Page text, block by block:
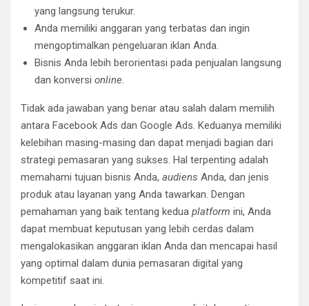
yang langsung terukur.
Anda memiliki anggaran yang terbatas dan ingin
mengoptimalkan pengeluaran iklan Anda.
Bisnis Anda lebih berorientasi pada penjualan langsung
dan konversi online.
Tidak ada jawaban yang benar atau salah dalam memilih
antara Facebook Ads dan Google Ads. Keduanya memiliki
kelebihan masing-masing dan dapat menjadi bagian dari
strategi pemasaran yang sukses. Hal terpenting adalah
memahami tujuan bisnis Anda, audiens Anda, dan jenis
produk atau layanan yang Anda tawarkan. Dengan
pemahaman yang baik tentang kedua platform ini, Anda
dapat membuat keputusan yang lebih cerdas dalam
mengalokasikan anggaran iklan Anda dan mencapai hasil
yang optimal dalam dunia pemasaran digital yang
kompetitif saat ini.